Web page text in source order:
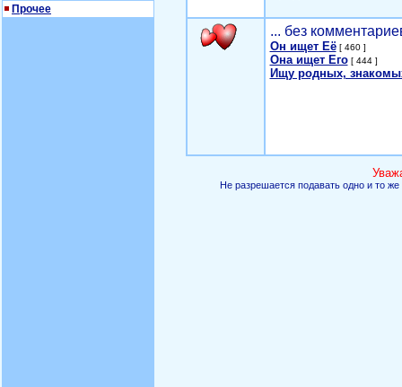
Прочее
... без
Он ищет Её[ 460 ]
Она ищет Его[ 444 ]
Ищу родных,
Не разрешается подавать одно и то